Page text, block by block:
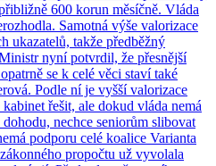
600 korun měsíčně. Vláda
Samotná výše valorizace
ukazatelů, takže předběžný
nyní potvrdil, že přesnější
se k celé věci staví také
Podle ní je vyšší valorizace
řešit, ale dokud vláda nemá
nechce seniorům slibovat
podporu celé koalice Varianta
propočtu už vyvolala